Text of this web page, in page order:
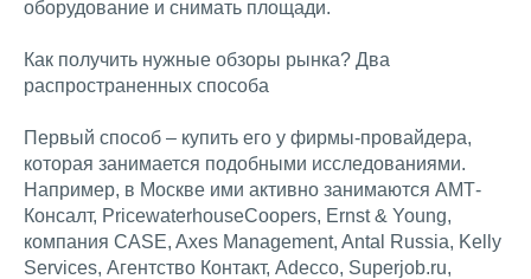
оборудование и снимать площади.
Как получить нужные обзоры рынка? Два
распространенных способа
Первый способ – купить его у фирмы-провайдера,
которая занимается подобными исследованиями.
Например, в Москве ими активно занимаются АМТ-
Консалт, PricewaterhouseCoopers, Ernst & Young,
компания CASE, Axes Management, Antal Russia, Kelly
Services, Агентство Контакт, Adecco, Superjob.ru,